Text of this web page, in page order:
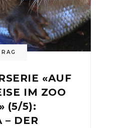
«AUF
IM ZOO
(5/5):
– DER